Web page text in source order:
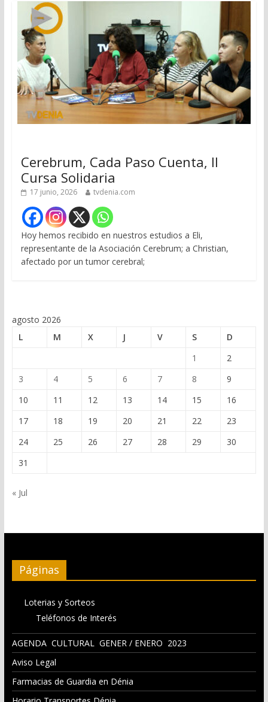
Cerebrum, Cada Paso Cuenta, II
Cursa Solidaria
17 junio, 2026 tvdenia.com
Hoy hemos recibido en nuestros estudios a Eli,
representante de la Asociación Cerebrum; a Christian,
afectado por un tumor cerebral;
agosto 2026
L
M X J V S
D
1
2
3
4 5 6 7 8
9
10
11 12 13 14 15
16
17
18 19 20 21 22
23
24
25 26 27 28 29
30
31
« Jul
Páginas
Loterias y Sorteos
Teléfonos de Interés
AGENDA CULTURAL GENER / ENERO 2023
Aviso Legal
Farmacias de Guardia en Dénia